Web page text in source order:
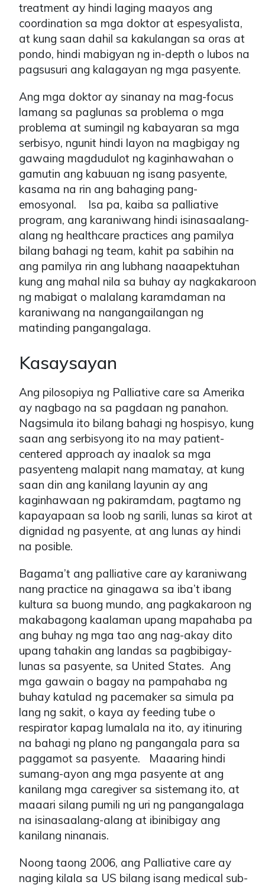
treatment ay hindi laging maayos ang
coordination sa mga doktor at espesyalista,
at kung saan dahil sa kakulangan sa oras at
pondo, hindi mabigyan ng in-depth o lubos na
pagsusuri ang kalagayan ng mga pasyente.
Ang mga doktor ay sinanay na mag-focus
lamang sa paglunas sa problema o mga
problema at sumingil ng kabayaran sa mga
serbisyo, ngunit hindi layon na magbigay ng
gawaing magdudulot ng kaginhawahan o
gamutin ang kabuuan ng isang pasyente,
kasama na rin ang bahaging pang-
emosyonal. Isa pa, kaiba sa palliative
program, ang karaniwang hindi isinasaalang-
alang ng healthcare practices ang pamilya
bilang bahagi ng team, kahit pa sabihin na
ang pamilya rin ang lubhang naaapektuhan
kung ang mahal nila sa buhay ay nagkakaroon
ng mabigat o malalang karamdaman na
karaniwang na nangangailangan ng
matinding pangangalaga.
Kasaysayan
Ang pilosopiya ng Palliative care sa Amerika
ay nagbago na sa pagdaan ng panahon.
Nagsimula ito bilang bahagi ng hospisyo, kung
saan ang serbisyong ito na may patient-
centered approach ay inaalok sa mga
pasyenteng malapit nang mamatay, at kung
saan din ang kanilang layunin ay ang
kaginhawaan ng pakiramdam, pagtamo ng
kapayapaan sa loob ng sarili, lunas sa kirot at
dignidad ng pasyente, at ang lunas ay hindi
na posible.
Bagama’t ang palliative care ay karaniwang
nang practice na ginagawa sa iba’t ibang
kultura sa buong mundo, ang pagkakaroon ng
makabagong kaalaman upang mapahaba pa
ang buhay ng mga tao ang nag-akay dito
upang tahakin ang landas sa pagbibigay-
lunas sa pasyente, sa United States. Ang
mga gawain o bagay na pampahaba ng
buhay katulad ng pacemaker sa simula pa
lang ng sakit, o kaya ay feeding tube o
respirator kapag lumalala na ito, ay itinuring
na bahagi ng plano ng pangangala para sa
paggamot sa pasyente. Maaaring hindi
sumang-ayon ang mga pasyente at ang
kanilang mga caregiver sa sistemang ito, at
maaari silang pumili ng uri ng pangangalaga
na isinasaalang-alang at ibinibigay ang
kanilang ninanais.
Noong taong 2006, ang Palliative care ay
naging kilala sa US bilang isang medical sub-